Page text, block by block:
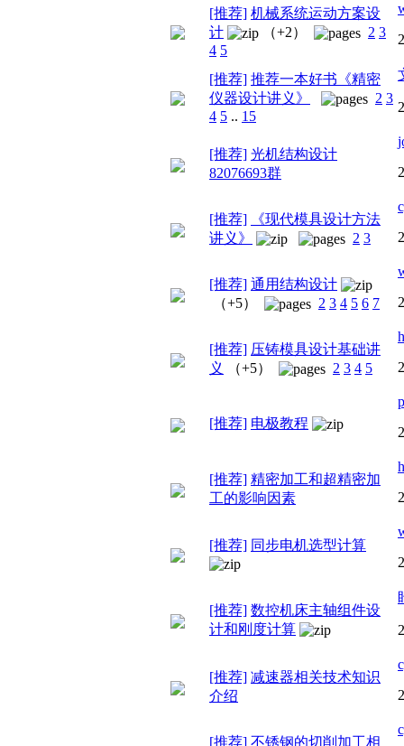
[推荐] 机械系统运动方案设
计
（+2） 2 3
4 5
[推荐] 推荐一本好书《精密
仪器设计讲义》
2 3
4 5 .. 15
[推荐] 光机结构设计
82076693群
[推荐]
《现代模具设计方法
讲义》
2 3
[推荐] 通用结构设计
（+5）
2 3 4 5 6 7
[推荐] 压铸模具设计基础讲
义
（+5） 2 3 4 5
[推荐] 电极教程
[推荐] 精密加工和超精密加
工的影响因素
[推荐] 同步电机选型计算
[推荐] 数控机床主轴组件设
计和刚度计算
[推荐] 减速器相关技术知识
介绍
[推荐] 不锈钢的切削加工相